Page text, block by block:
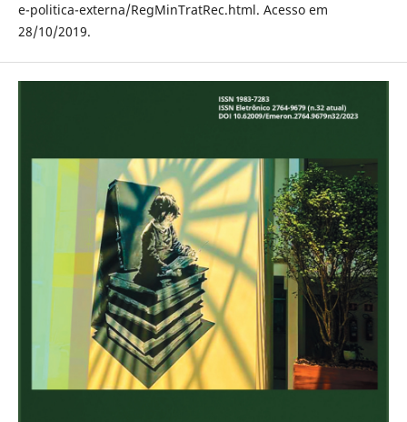
e-politica-externa/RegMinTratRec.html. Acesso em
28/10/2019.